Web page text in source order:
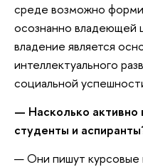
среде возможно
осознанно владеющей
владение является
интеллектуального
социальной
— Насколько
студенты и
— Они пишут курсовые